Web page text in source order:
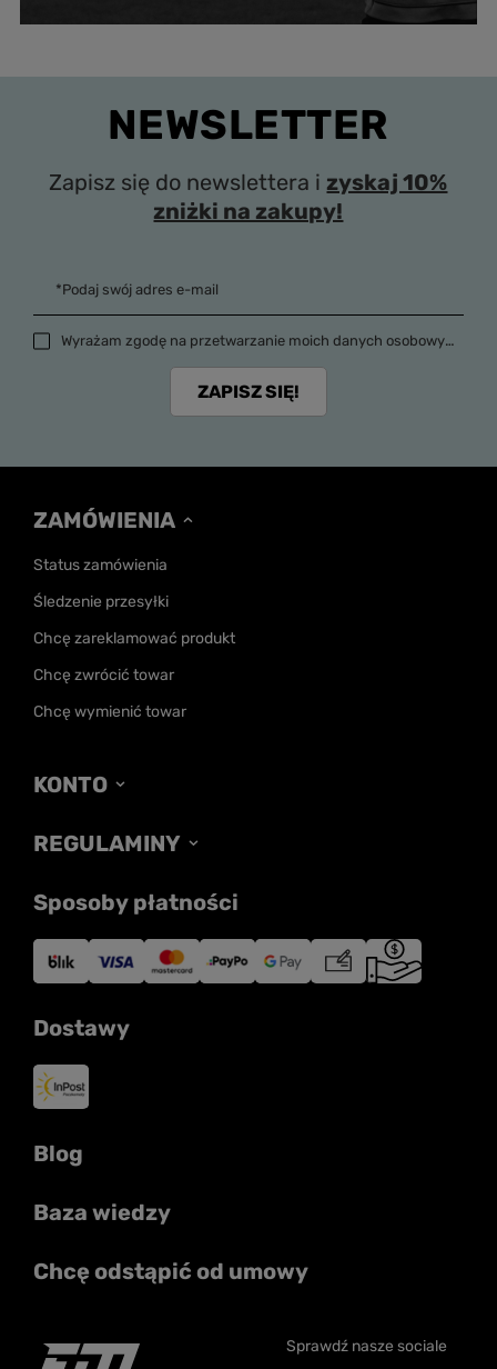
NEWSLETTER
Zapisz się do newslettera i zyskaj 10%
zniżki na zakupy!
*Podaj swój adres e-mail
Wyrażam zgodę na przetwarzanie moich danych osobowych (adres e-mail) na potrzeby wysyłki newslettera z informacją handlową (marketing). Więcej w
ZAPISZ SIĘ!
ZAMÓWIENIA
Status zamówienia
Śledzenie przesyłki
Chcę zareklamować produkt
Chcę zwrócić towar
Chcę wymienić towar
KONTO
REGULAMINY
Sprawdź nasze sociale
Sposoby płatności
Dostawy
Blog
Baza wiedzy
Chcę odstąpić od umowy